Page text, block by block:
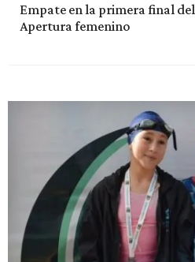
Empate en la primera final del
Apertura femenino